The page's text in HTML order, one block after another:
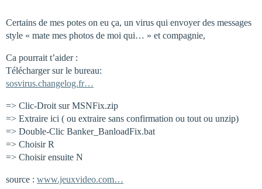
Certains de mes potes on eu ça, un virus qui envoyer des messages
style « mate mes photos de moi qui… » et compagnie,
Ca pourrait t’aider :
Télécharger sur le bureau:
sosvirus.changelog.fr…
=> Clic-Droit sur MSNFix.zip
=> Extraire ici ( ou extraire sans confirmation ou tout ou unzip)
=> Double-Clic Banker_BanloadFix.bat
=> Choisir R
=> Choisir ensuite N
source : www.jeuxvideo.com…